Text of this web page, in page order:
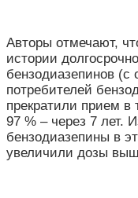
Авторы отмечают,
истории
бензодиазепинов (с
потребителей
прекратили прием в
97 % – через 7 лет.
бензодиазепины в
увеличили дозы